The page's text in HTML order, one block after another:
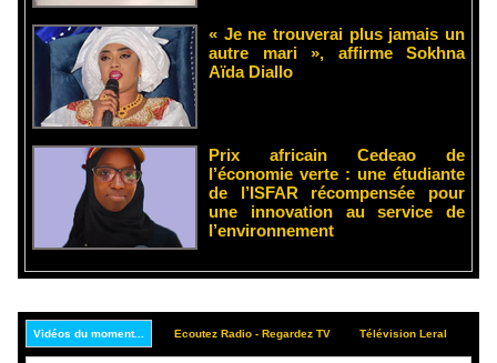
« Je ne trouverai plus jamais un
autre mari », affirme Sokhna
Aïda Diallo
Prix africain Cedeao de
l’économie verte : une étudiante
de l’ISFAR récompensée pour
une innovation au service de
l’environnement
Vidéos du moment... Ecoutez Radio - Regardez TV Télévision Leral